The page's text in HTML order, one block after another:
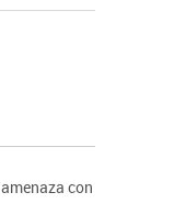
con